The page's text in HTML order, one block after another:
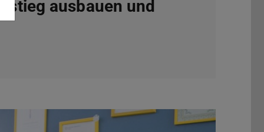
ausbauen und